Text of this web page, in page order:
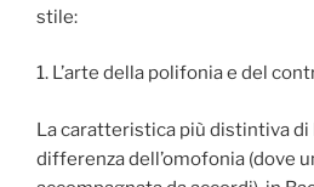
stile:
1. L’arte della polifonia e del
La caratteristica più distintiva di
differenza dell’omofonia (dove